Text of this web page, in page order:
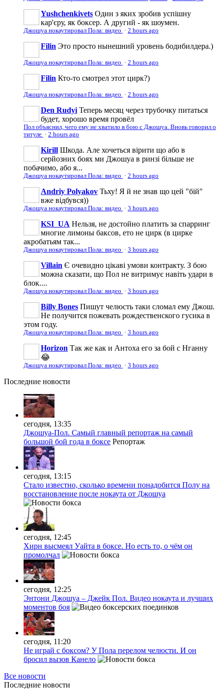
Yushchenkivets Один з яких зробив успішну
кар'єру, як боксер. А другий - як шоумен.
Джошуа нокаутировал Пола: видео · 2 hours ago
Filin Это просто нынешний уровень бодибилдера.)
Джошуа нокаутировал Пола: видео · 2 hours ago
Filin Кто-то смотрел этот цирк?)
Джошуа нокаутировал Пола: видео · 2 hours ago
Den Rudyi Теперь месяц через трубочку питаться
будет, хорошо время провёл
Пол объяснил, чего ему не хватило в бою с Джошуа. Вновь говорил о
титуле · 2 hours ago
Kirill Шкода. Але хочеться вірити що або в
серйозних боях ми Джошуа в ринзі більше не
побачимо, або я...
Джошуа нокаутировал Пола: видео · 2 hours ago
Andriy Polyakov Тьху! Я й не знав що цей "бій"
вже відбувся))
Джошуа нокаутировал Пола: видео · 3 hours ago
KSI_UA Нельзя, не достойно платить за спарринг
многие лимоны баксов, ето не цирк (в цирке
акробатьям так...
Джошуа нокаутировал Пола: видео · 3 hours ago
Villain Є очевидно цікаві умови контракту. З бою
можна сказати, що Пол не витримує навіть удари в
блок....
Джошуа нокаутировал Пола: видео · 3 hours ago
Billy Bones Пишут челюсть таки сломал ему Джош.
Не получится пожевать рождественского гусика в
этом году.
Джошуа нокаутировал Пола: видео · 3 hours ago
Horizon Так же как и Антоха его за бой с Нганну
😂
Джошуа нокаутировал Пола: видео · 3 hours ago
Последние новости
сегодня, 13:35
Джошуа-Пол. Самый главный репортаж на самый
большой бой года в боксе Репортаж
сегодня, 13:15
Стало известно, сколько времени понадобится Полу на
восстановление после нокаута от Джошуа
сегодня, 12:45
Хирн высмеял Уайта в боксе. Но есть то, о чём он
промолчал
сегодня, 12:25
Энтони Джошуа – Джейк Пол. Видео нокаута и лучших
моментов боя
сегодня, 11:20
Не играй с боксом? У Пола перелом челюсти. И он
бросил вызов Канело
Все новости
Последние новости